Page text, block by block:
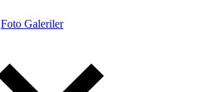
Foto Galeriler